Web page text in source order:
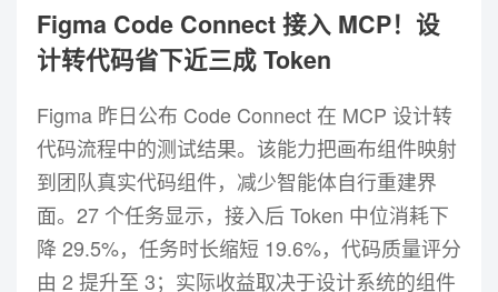
Figma Code Connect 接入 MCP！设
计转代码省下近三成 Token
Figma 昨日公布 Code Connect 在 MCP 设计转
代码流程中的测试结果。该能力把画布组件映射
到团队真实代码组件，减少智能体自行重建界
面。27 个任务显示，接入后 Token 中位消耗下
降 29.5%，任务时长缩短 19.6%，代码质量评分
由 2 提升至 3；实际收益取决于设计系统的组件